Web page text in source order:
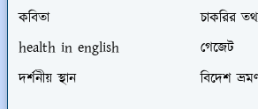
কবিতা
চাকরির
health in english
গেজেট
দর্শনীয় স্থান
বিদেশ